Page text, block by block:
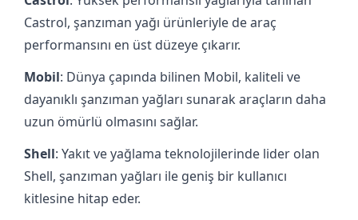
Castrol, şanzıman yağı ürünleriyle de araç
performansını en üst düzeye çıkarır.
Mobil: Dünya çapında bilinen Mobil, kaliteli ve
dayanıklı şanzıman yağları sunarak araçların daha
uzun ömürlü olmasını sağlar.
Shell: Yakıt ve yağlama teknolojilerinde lider olan
Shell, şanzıman yağları ile geniş bir kullanıcı
kitlesine hitap eder.